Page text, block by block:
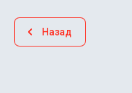
Назад